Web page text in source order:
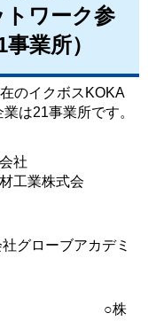
ワーク参
業所）
のイクボスKOKA
は21事業所です。
株式会社
株式会
式会社
ーブアカデミ
株